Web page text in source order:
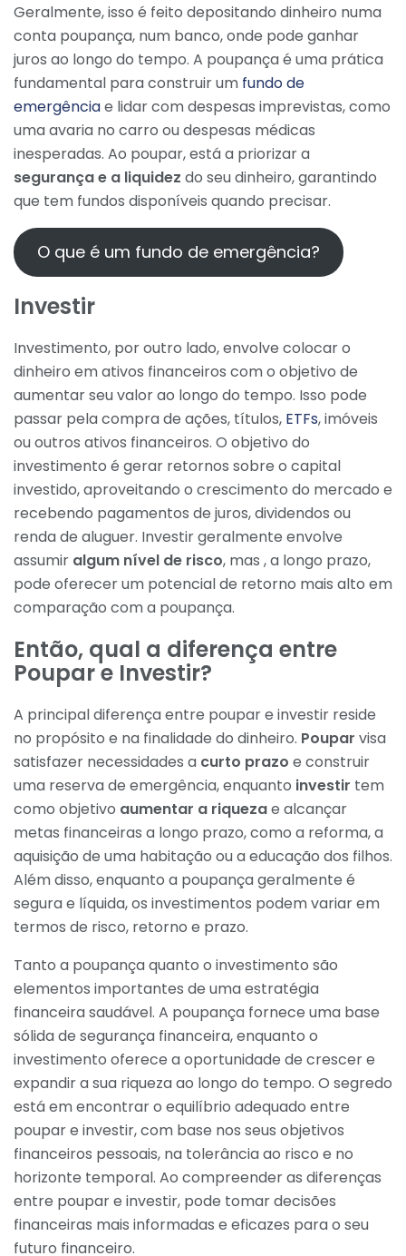
Geralmente, isso é feito depositando dinheiro numa
conta poupança, num banco, onde pode ganhar
juros ao longo do tempo. A poupança é uma prática
fundamental para construir um fundo de
emergênciae lidar com despesas imprevistas, como
uma avaria no carro ou despesas médicas
inesperadas. Ao poupar, está a priorizar a
segurança e a liquidez do seu dinheiro, garantindo
que tem fundos disponíveis quando precisar.
O que é um fundo de emergência?
Investir
Investimento, por outro lado, envolve colocar o
dinheiro em ativos financeiros com o objetivo de
aumentar seu valor ao longo do tempo. Isso pode
passar pela compra de ações, títulos, ETFs, imóveis
ou outros ativos financeiros. O objetivo do
investimento é gerar retornos sobre o capital
investido, aproveitando o crescimento do mercado e
recebendo pagamentos de juros, dividendos ou
renda de aluguer. Investir geralmente envolve
assumir algum nível de risco, mas , a longo prazo,
pode oferecer um potencial de retorno mais alto em
comparação com a poupança.
Então, qual a diferença entre
Poupar e Investir?
A principal diferença entre poupar e investir reside
no propósito e na finalidade do dinheiro. Poupar visa
satisfazer necessidades a curto prazo e construir
uma reserva de emergência, enquanto investir tem
como objetivo aumentar a riquezae alcançar
metas financeiras a longo prazo, como a reforma, a
aquisição de uma habitação ou a educação dos filhos.
Além disso, enquanto a poupança geralmente é
segura e líquida, os investimentos podem variar em
termos de risco, retorno e prazo.
Tanto a poupança quanto o investimento são
elementos importantes de uma estratégia
financeira saudável. A poupança fornece uma base
sólida de segurança financeira, enquanto o
investimento oferece a oportunidade de crescer e
expandir a sua riqueza ao longo do tempo. O segredo
está em encontrar o equilíbrio adequado entre
poupar e investir, com base nos seus objetivos
financeiros pessoais, na tolerância ao risco e no
horizonte temporal. Ao compreender as diferenças
entre poupar e investir, pode tomar decisões
financeiras mais informadas e eficazes para o seu
futuro financeiro.